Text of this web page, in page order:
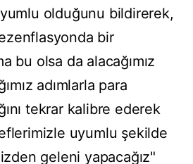
olduğunu bildirerek,
bir
bu olsa da alacağımız
adımlarla para
tekrar kalibre ederek
uyumlu şekilde
geleni yapacağız"